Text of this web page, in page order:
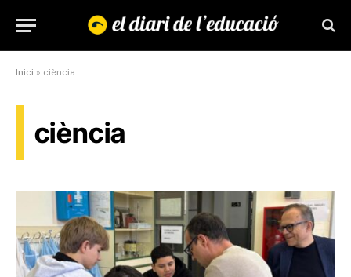
Inici » ciència
ciència